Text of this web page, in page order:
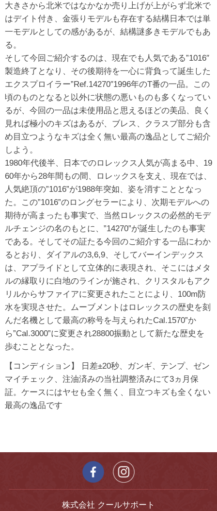
大きさから北米ではなかなか売り上げが上がらず北米で
はデイト付き、金張りモデルも存在する結構日本では単
一モデルとしての感があるが、結構謎多きモデルでもあ
る。
そして今回ご紹介するのは、現在でも人気である”1016″
製造終了となり、その後期待を一心に背負って誕生した
エクスプロイラー”Ref.14270″1996年のT番の一品。この
頃のものとなると以外に状態の悪いものも多くなってい
るが、今回の一品は未使用品と思えるほどの美品、良く
見れば極小のキズはあるが、ブレス、クラスプ部分も含
め目立つようなキズは全く無い最高の逸品としてご紹介
しよう。
1980年代後半、日本でのロレックス人気が高まる中、19
60年から28年間もの間、ロレックスを支え、現在では、
人気絶頂の”1016”が1988年突如、姿を消すこととなっ
た。この”1016”のロングセラーにより、次期モデルへの
期待が高まったも事実で、当然ロレックスの必然的モデ
ルチェンジの名のもとに、”14270”が誕生したのも事実
である。そしてその証たる今回のご紹介する一品にわか
るとおり、ダイアルの3,6,9、そしてバーインデックス
は、アプライドとして立体的に表現され、そこにはメタ
ルの縁取りに白地のラインが施され、クリスタルもアク
リルからサファイアに変更されたことにより、100m防
水を実現させた。ムーブメントはロレックスの歴史を刻
んだ名機として最高の称号を与えられたCal.1570”か
ら”Cal.3000”に変更され28800振動として新たな歴史を
歩むこととなった。
【コンディション】 日差±20秒、ガンギ、テンプ、ゼン
マイチェック、注油済みの当社調整済みにて3ヵ月保
証。ケースにはヤセも全く無く、目立つキズも全くない
最高の逸品です
株式会社 クールサポート